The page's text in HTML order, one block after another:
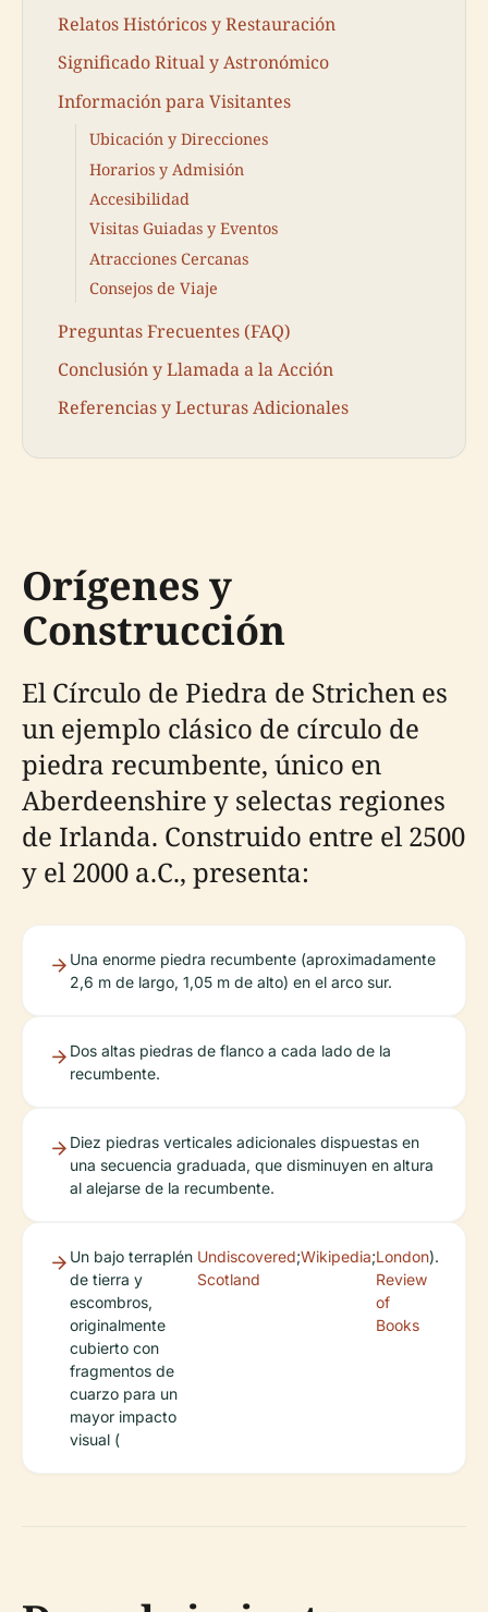
Relatos Históricos y Restauración
Significado Ritual y Astronómico
Información para Visitantes
Ubicación y Direcciones
Horarios y Admisión
Accesibilidad
Visitas Guiadas y Eventos
Atracciones Cercanas
Consejos de Viaje
Preguntas Frecuentes (FAQ)
Conclusión y Llamada a la Acción
Referencias y Lecturas Adicionales
Orígenes y
Construcción
El Círculo de Piedra de Strichen es
un ejemplo clásico de círculo de
piedra recumbente, único en
Aberdeenshire y selectas regiones
de Irlanda. Construido entre el 2500
y el 2000 a.C., presenta:
Una enorme piedra recumbente (aproximadamente
2,6 m de largo, 1,05 m de alto) en el arco sur.
Dos altas piedras de flanco a cada lado de la
recumbente.
Diez piedras verticales adicionales dispuestas en
una secuencia graduada, que disminuyen en altura
al alejarse de la recumbente.
Un bajo terraplén
de tierra y
escombros,
originalmente
cubierto con
fragmentos de
cuarzo para un
mayor impacto
visual (
Undiscovered
Scotland
;Wikipedia;London
Review
of
Books
).